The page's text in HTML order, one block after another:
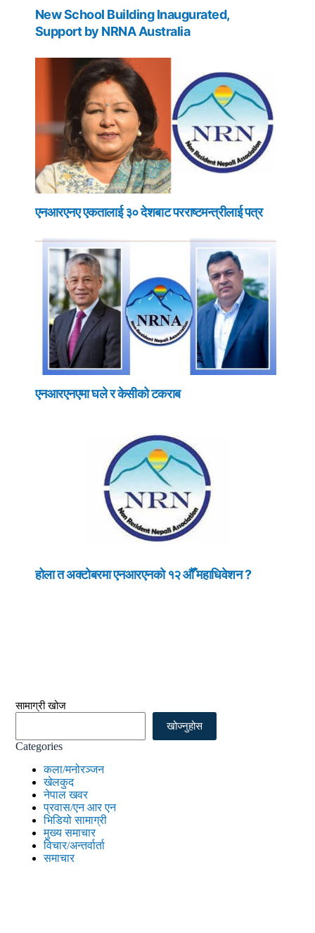
New School Building Inaugurated,
Support by NRNA Australia
एनआरएनए एकतालाई ३० देशबाट परराष्टमन्त्रीलाई पत्र
एनआरएनएमा घले र केसीको टकराब
होला त अक्टोबरमा एनआरएनको १२ औँ महाधिवेशन ?
सामाग्री खोज
खोज्नुहोस
Categories
कला/मनोरञ्जन
खेलकुद
नेपाल खवर
प्रवास/एन आर एन
भिडियो सामाग्री
मुख्य समाचार
विचार/अन्तर्वार्ता
समाचार